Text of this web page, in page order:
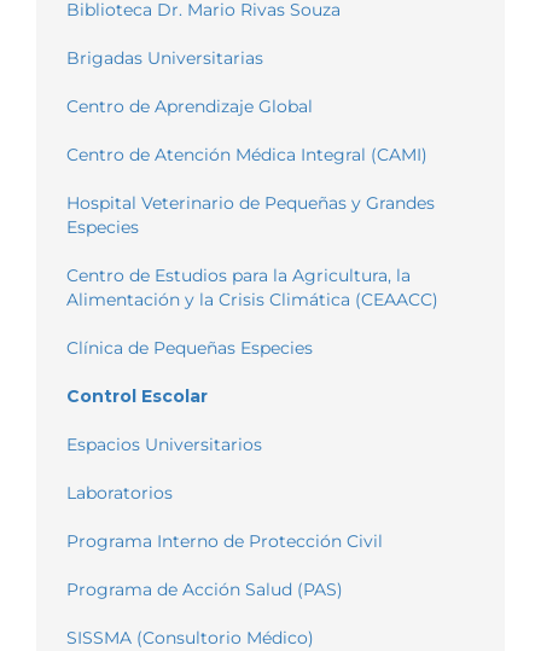
Biblioteca Dr. Mario Rivas Souza
Brigadas Universitarias
Centro de Aprendizaje Global
Centro de Atención Médica Integral (CAMI)
Hospital Veterinario de Pequeñas y Grandes
Especies
Centro de Estudios para la Agricultura, la
Alimentación y la Crisis Climática (CEAACC)
Clínica de Pequeñas Especies
Control Escolar
Espacios Universitarios
Laboratorios
Programa Interno de Protección Civil
Programa de Acción Salud (PAS)
SISSMA (Consultorio Médico)